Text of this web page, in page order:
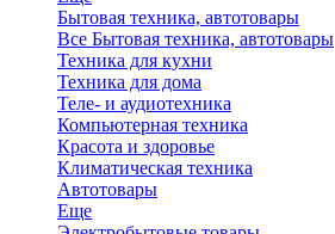
Бытовая техника, автотовары
Все Бытовая техника, автотовары
Техника для кухни
Техника для дома
Теле- и аудиотехника
Компьютерная техника
Красота и здоровье
Климатическая техника
Автотовары
Еще